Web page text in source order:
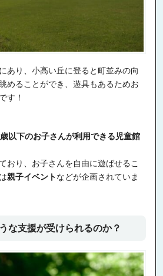
あり、小高い丘に登ると町並みの向
めることができ、遊具もあるためお
す！
以下のお子さんが利用できる児童館
おり、お子さんを自由に遊ばせるこ
親子イベントなどが企画されていま
な支援が受けられるのか？